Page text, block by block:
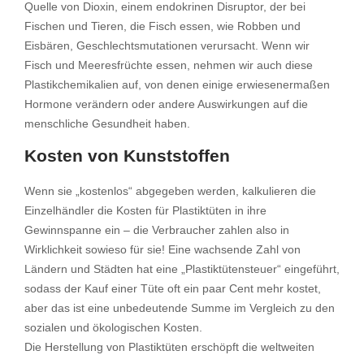
Quelle von Dioxin, einem endokrinen Disruptor, der bei
Fischen und Tieren, die Fisch essen, wie Robben und
Eisbären, Geschlechtsmutationen verursacht. Wenn wir
Fisch und Meeresfrüchte essen, nehmen wir auch diese
Plastikchemikalien auf, von denen einige erwiesenermaßen
Hormone verändern oder andere Auswirkungen auf die
menschliche Gesundheit haben.
Kosten von Kunststoffen
Wenn sie „kostenlos“ abgegeben werden, kalkulieren die
Einzelhändler die Kosten für Plastiktüten in ihre
Gewinnspanne ein – die Verbraucher zahlen also in
Wirklichkeit sowieso für sie! Eine wachsende Zahl von
Ländern und Städten hat eine „Plastiktütensteuer“ eingeführt,
sodass der Kauf einer Tüte oft ein paar Cent mehr kostet,
aber das ist eine unbedeutende Summe im Vergleich zu den
sozialen und ökologischen Kosten.
Die Herstellung von Plastiktüten erschöpft die weltweiten